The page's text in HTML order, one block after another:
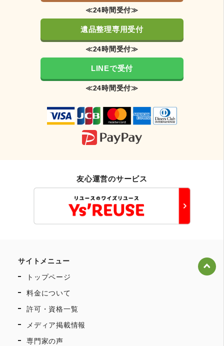
≪24時間受付≫
遺品整理専用受付
≪24時間受付≫
LINEで受付
≪24時間受付≫
友心運営のサービス
サイトメニュー
トップページ
料金について
許可・資格一覧
メディア掲載情報
専門家の声